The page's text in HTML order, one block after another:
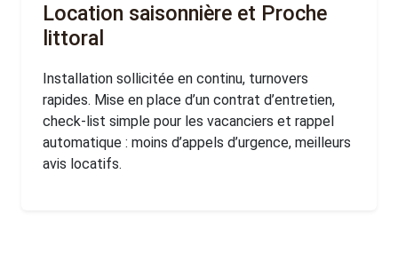
Location saisonnière et Proche
littoral
Installation sollicitée en continu, turnovers
rapides. Mise en place d’un contrat d’entretien,
check-list simple pour les vacanciers et rappel
automatique : moins d’appels d’urgence, meilleurs
avis locatifs.